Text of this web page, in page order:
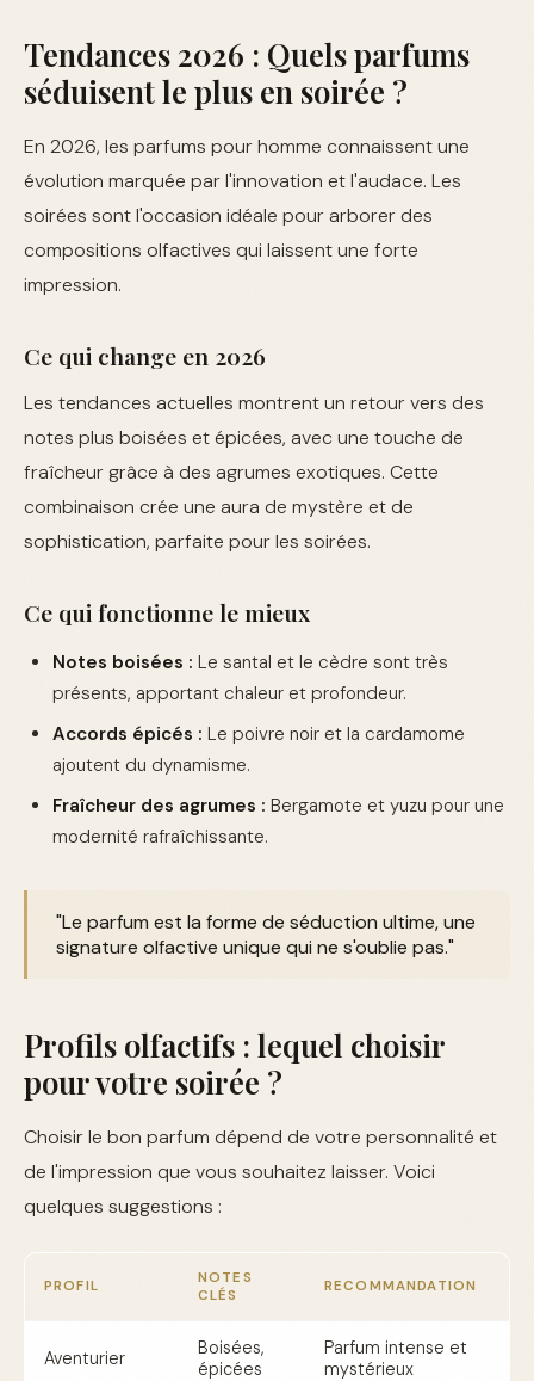
Tendances 2026 : Quels parfums
séduisent le plus en soirée ?
En 2026, les parfums pour homme connaissent une
évolution marquée par l'innovation et l'audace. Les
soirées sont l'occasion idéale pour arborer des
compositions olfactives qui laissent une forte
impression.
Ce qui change en 2026
Les tendances actuelles montrent un retour vers des
notes plus boisées et épicées, avec une touche de
fraîcheur grâce à des agrumes exotiques. Cette
combinaison crée une aura de mystère et de
sophistication, parfaite pour les soirées.
Ce qui fonctionne le mieux
Notes boisées : Le santal et le cèdre sont très
présents, apportant chaleur et profondeur.
Accords épicés : Le poivre noir et la cardamome
ajoutent du dynamisme.
Fraîcheur des agrumes : Bergamote et yuzu pour une
modernité rafraîchissante.
"Le parfum est la forme de séduction ultime, une
signature olfactive unique qui ne s'oublie pas."
Profils olfactifs : lequel choisir
pour votre soirée ?
Choisir le bon parfum dépend de votre personnalité et
de l'impression que vous souhaitez laisser. Voici
quelques suggestions :
PROFIL
NOTES
CLÉS
RECOMMANDATION
Aventurier
Boisées,
épicées
Parfum intense et
mystérieux